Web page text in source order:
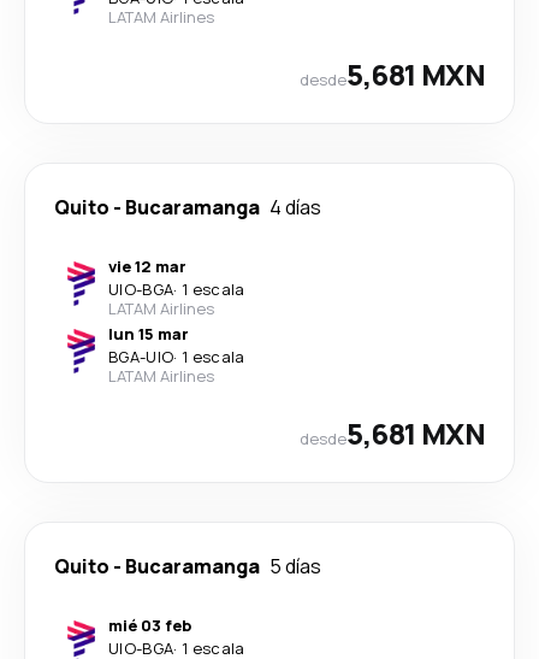
LATAM Airlines
desde5,681 MXN
Quito - Bucaramanga 4 días
vie 12 mar
UIO-BGA· 1 escala
LATAM Airlines
lun 15 mar
BGA-UIO· 1 escala
LATAM Airlines
desde5,681 MXN
Quito - Bucaramanga 5 días
mié 03 feb
UIO-BGA· 1 escala